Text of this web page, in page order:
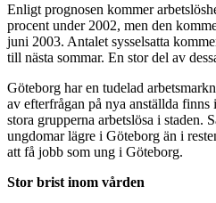
Enligt prognosen kommer
procent under 2002, men den
juni 2003. Antalet sysselsatta
till nästa sommar. En stor del av
Göteborg har en tudelad
av efterfrågan på nya anställda
stora grupperna arbetslösa i staden.
ungdomar lägre i Göteborg än i
att få jobb som ung i Göteborg.
Stor brist inom vården